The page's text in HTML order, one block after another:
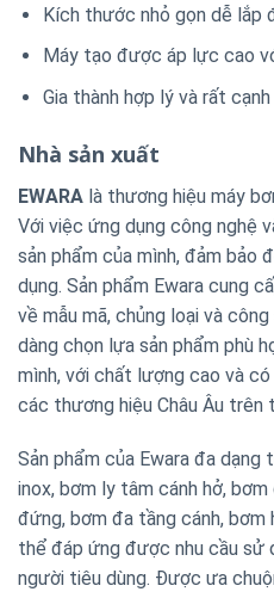
Kích thước nhỏ gọn dễ lắp
Máy tạo được áp lực cao
Gia thành hợp lý và rất cạnh
Nhà sản xuất
EWARA là thương hiệu máy
Với việc ứng dụng công nghệ
sản phẩm của mình, đảm bảo
dụng. Sản phẩm Ewara cung
về mẫu mã, chủng loại và
dàng chọn lựa sản phẩm phù
mình, với chất lượng cao và
các thương hiệu Châu Âu trên
Sản phẩm của Ewara đa
inox, bơm ly tâm cánh hở,
đứng, bơm đa tầng cánh, bơm
thể đáp ứng được nhu cầu sử
người tiêu dùng. Được ưa